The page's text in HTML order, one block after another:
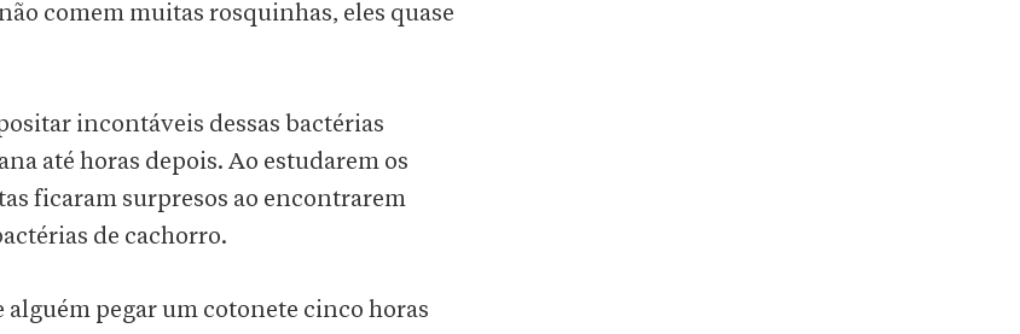
comem muitas rosquinhas, eles quase
incontáveis dessas bactérias
até horas depois. Ao estudarem os
ficaram surpresos ao encontrarem
de cachorro.
pegar um cotonete cinco horas